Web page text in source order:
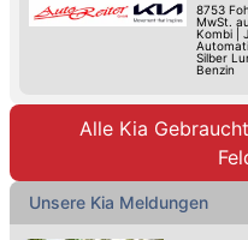
8753
MwSt.
Kombi|
Silber
Benzin
Alle Kia
Unsere Kia Meldungen